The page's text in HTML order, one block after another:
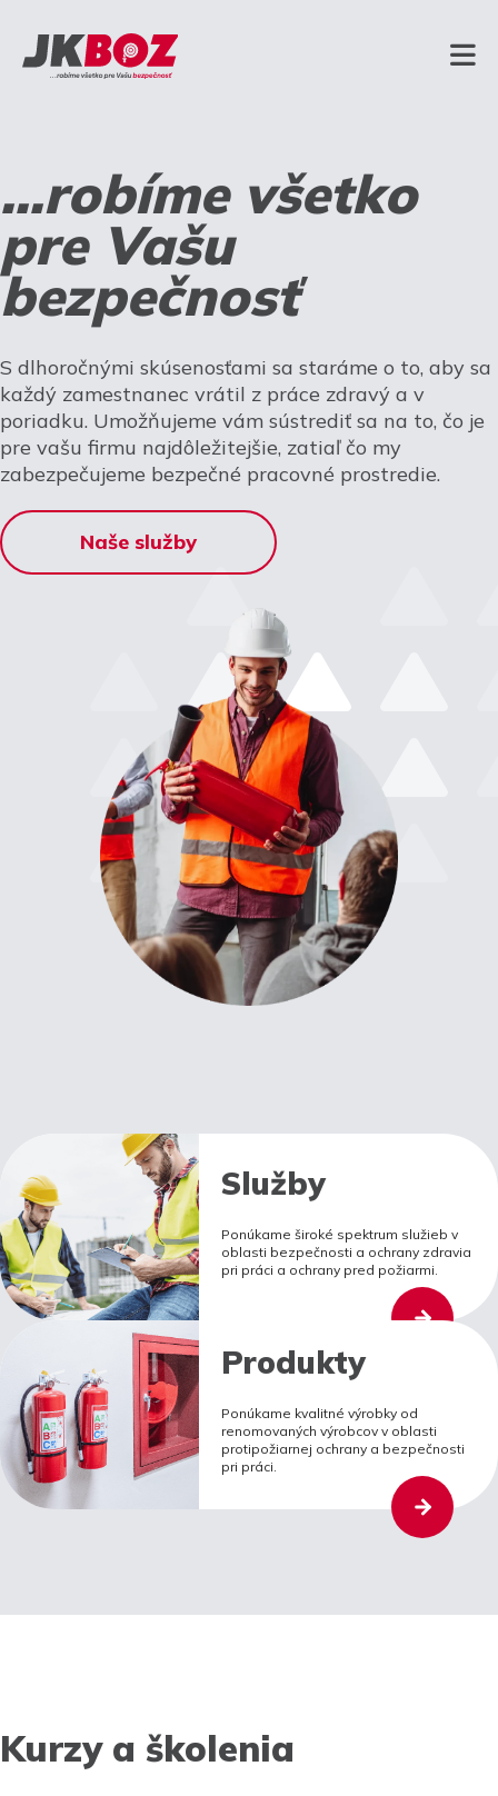
...robíme všetko
pre Vašu
bezpečnosť
S dlhoročnými skúsenosťami sa staráme o to, aby sa
každý zamestnanec vrátil z práce zdravý a v
poriadku. Umožňujeme vám sústrediť sa na to, čo je
pre vašu firmu najdôležitejšie, zatiaľ čo my
zabezpečujeme bezpečné pracovné prostredie.
Naše služby
Služby
Ponúkame široké spektrum služieb v
oblasti bezpečnosti a ochrany zdravia
pri práci a ochrany pred požiarmi.
Produkty
Ponúkame kvalitné výrobky od
renomovaných výrobcov v oblasti
protipožiarnej ochrany a bezpečnosti
pri práci.
Kurzy a školenia